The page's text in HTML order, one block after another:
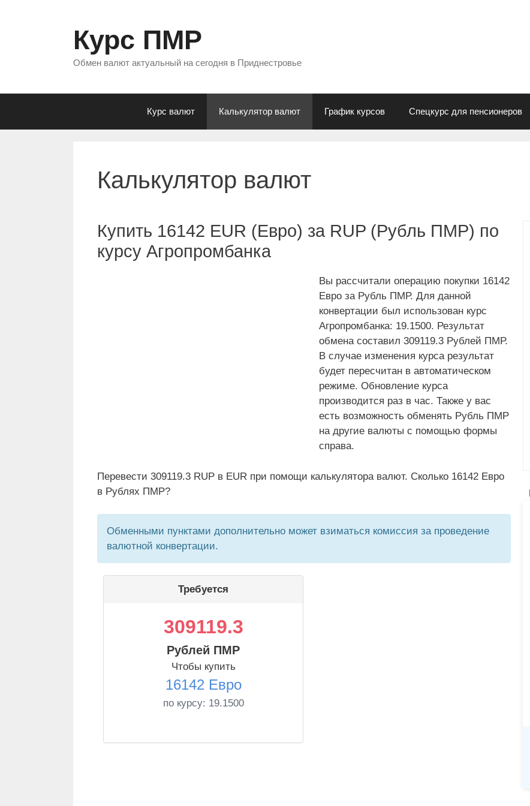
Курс ПМР
Обмен валют актуальный на сегодня в Приднестровье
Курс валют Калькулятор валют График курсов Спецкурс для пенсионеров
Калькулятор валют
Купить 16142 EUR (Евро) за RUP (Рубль ПМР) по
курсу Агропромбанка
Вы рассчитали операцию покупки 16142
Евро за Рубль ПМР. Для данной
конвертации был использован курс
Агропромбанка: 19.1500. Результат
обмена составил 309119.3 Рублей ПМР.
В случае изменения курса результат
будет пересчитан в автоматическом
режиме. Обновление курса
производится раз в час. Также у вас
есть возможность обменять Рубль ПМР
на другие валюты с помощью формы
справа.
Перевести 309119.3 RUP в EUR при помощи калькулятора валют. Сколько 16142 Евро
в Рублях ПМР?
Обменными пунктами дополнительно может взиматься комиссия за проведение
валютной конвертации.
Требуется
309119.3
Рублей ПМР
Чтобы купить
16142 Евро
по курсу: 19.1500